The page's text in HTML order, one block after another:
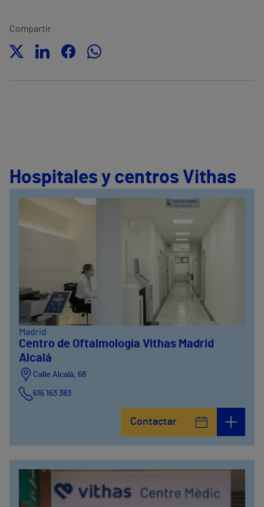
Compartir
Hospitales y centros Vithas
Madrid
Centro de Oftalmología Vithas Madrid
Alcalá
Calle Alcalá, 68
616 163 383
Contactar